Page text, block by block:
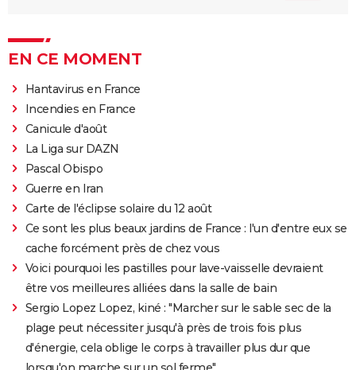
EN CE MOMENT
Hantavirus en France
Incendies en France
Canicule d'août
La Liga sur DAZN
Pascal Obispo
Guerre en Iran
Carte de l'éclipse solaire du 12 août
Ce sont les plus beaux jardins de France : l'un d'entre eux se
cache forcément près de chez vous
Voici pourquoi les pastilles pour lave-vaisselle devraient
être vos meilleures alliées dans la salle de bain
Sergio Lopez Lopez, kiné : "Marcher sur le sable sec de la
plage peut nécessiter jusqu'à près de trois fois plus
d'énergie, cela oblige le corps à travailler plus dur que